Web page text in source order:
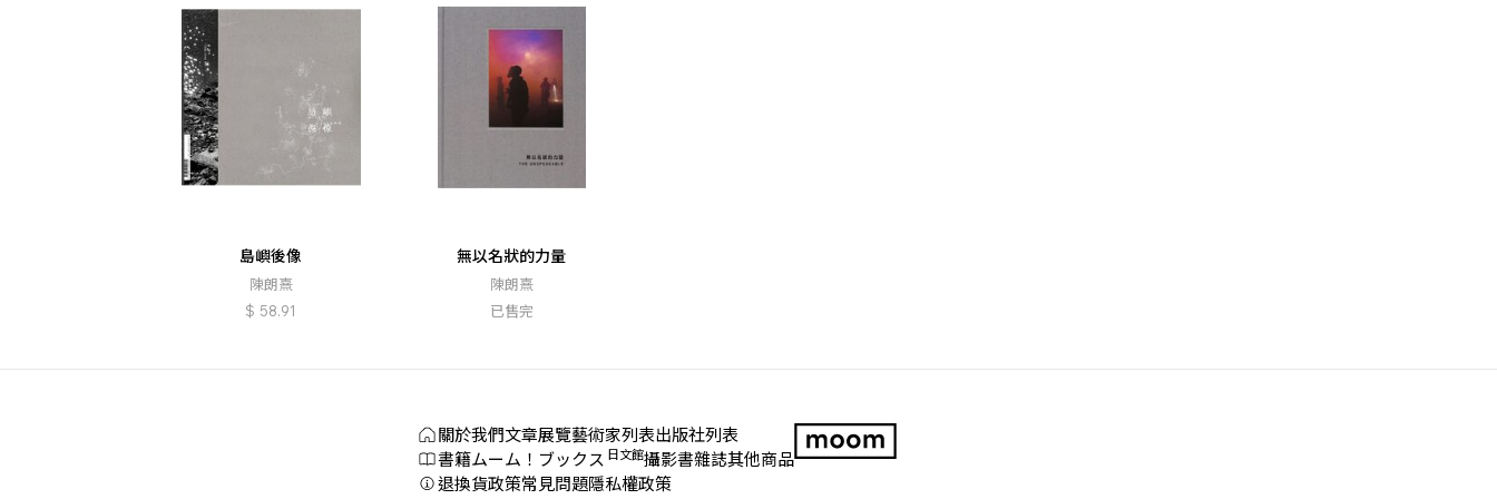
島嶼後像
陳朗熹
$ 58.91
無以名狀的力量
陳朗熹
已售完
關於我們文章展覽藝術家列表出版社列表
書籍ムーム！ブックス 日文館攝影書雜誌其他商品
退換貨政策常見問題隱私權政策
LOGO